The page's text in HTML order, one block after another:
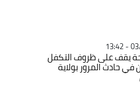
يقف على ظروف التكفل
في حادث المرور بولاية